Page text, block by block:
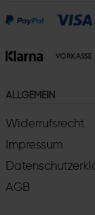
ALLGEMEIN
Widerrufsrecht
Impressum
AGB